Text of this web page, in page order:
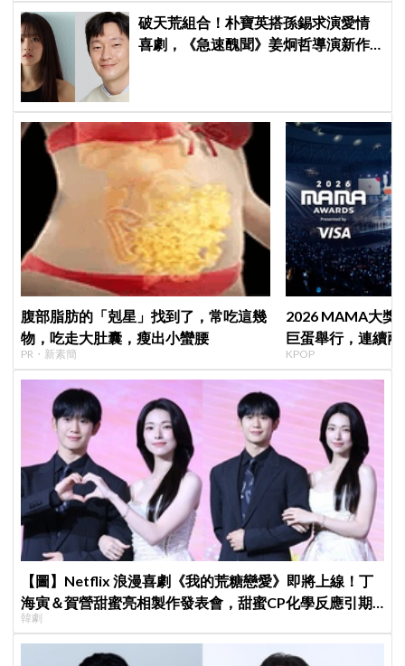
破天荒組合！朴寶英搭孫錫求演愛情
喜劇，《急速醜聞》姜炯哲導演新作
腹部脂肪的「剋星」找到了，常吃這幾
物，吃走大肚囊，瘦出小蠻腰
PR・新素簡
2026 MAMA大獎
巨蛋舉行，連續
KPOP
【圖】Netflix 浪漫喜劇《我的荒糖戀愛》即將上線！丁
海寅＆賀營甜蜜亮相製作發表會，甜蜜CP化學反應引期
待
韓劇